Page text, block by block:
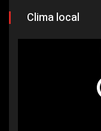
Clima local